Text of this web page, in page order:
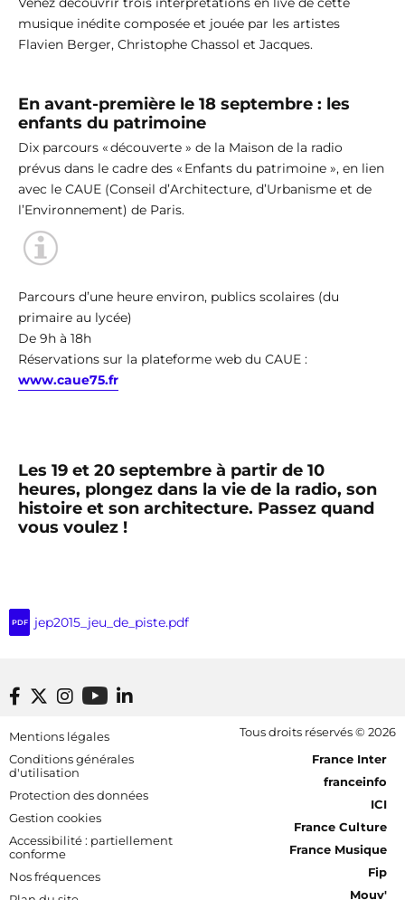
musique inédite composée et jouée par les artistes
Flavien Berger, Christophe Chassol et Jacques.
En avant-première le 18 septembre : les
enfants du patrimoine
Dix parcours « découverte » de la Maison de la radio
prévus dans le cadre des « Enfants du patrimoine », en lien
avec le CAUE (Conseil d’Architecture, d’Urbanisme et de
l’Environnement) de Paris.
Parcours d’une heure environ, publics scolaires (du
primaire au lycée)
De 9h à 18h
Réservations sur la plateforme web du CAUE :
www.caue75.fr
Les 19 et 20 septembre à partir de 10
heures, plongez dans la vie de la radio, son
histoire et son architecture. Passez quand
vous voulez !
PDF jep2015_jeu_de_piste.pdf
Footer bottom
Mentions légales
Conditions générales
d'utilisation
Protection des données
Gestion cookies
Accessibilité : partiellement
conforme
Nos fréquences
Tous droits réservés © 2026
[RDF] Pied de page - Mobile
France Inter
franceinfo
ICI
France Culture
France Musique
Fip
Mouv'